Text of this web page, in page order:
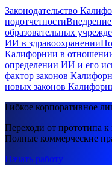
Законодательство
подотчетности
образовательных
ИИ в здравоохранении
Калифорнии в
определении ИИ и его
фактор законов
новых законов
Гибкое корпоративное
Переходи от прототипа
Полные коммерческие
Начать работу